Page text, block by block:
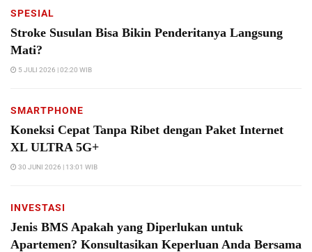
SPESIAL
Stroke Susulan Bisa Bikin Penderitanya Langsung
Mati?
5 JULI 2026 | 02:20 WIB
SMARTPHONE
Koneksi Cepat Tanpa Ribet dengan Paket Internet
XL ULTRA 5G+
30 JUNI 2026 | 13:01 WIB
INVESTASI
Jenis BMS Apakah yang Diperlukan untuk
Apartemen? Konsultasikan Keperluan Anda Bersama